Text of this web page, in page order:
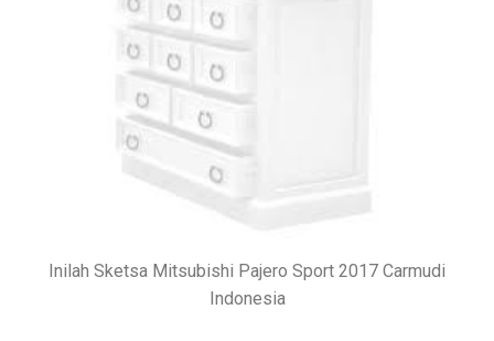
Inilah Sketsa Mitsubishi Pajero Sport 2017 Carmudi
Indonesia